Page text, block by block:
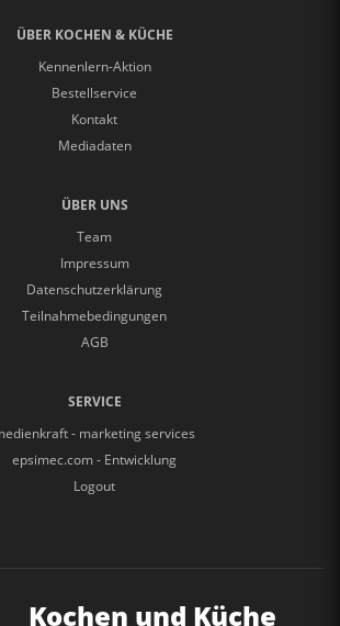
ÜBER KOCHEN & KÜCHE
Kennenlern-Aktion
Bestellservice
Kontakt
Mediadaten
ÜBER UNS
Team
Impressum
Datenschutzerklärung
Teilnahmebedingungen
AGB
SERVICE
- marketing services
epsimec.com - Entwicklung
Logout
Kochen und Küche